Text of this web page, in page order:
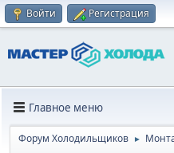
Войти Регистрация
Главное меню
Форум Холодильщиков ►